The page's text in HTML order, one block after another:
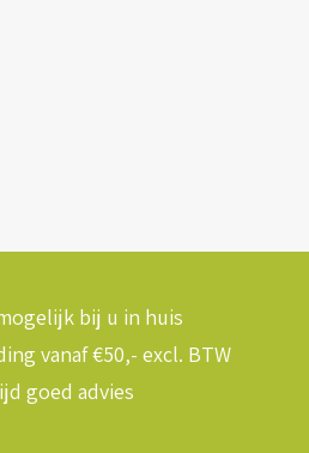
bij u in huis
vanaf €50,- excl. BTW
goed advies